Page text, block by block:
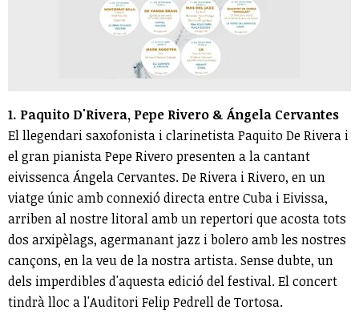
1. Paquito D'Rivera, Pepe Rivero & Ángela Cervantes
El llegendari saxofonista i clarinetista Paquito De Rivera i
el gran pianista Pepe Rivero presenten a la cantant
eivissenca Ángela Cervantes. De Rivera i Rivero, en un
viatge únic amb connexió directa entre Cuba i Eivissa,
arriben al nostre litoral amb un repertori que acosta tots
dos arxipèlags, agermanant jazz i bolero amb les nostres
cançons, en la veu de la nostra artista. Sense dubte, un
dels imperdibles d'aquesta edició del festival. El concert
tindrà lloc a l'Auditori Felip Pedrell de Tortosa.